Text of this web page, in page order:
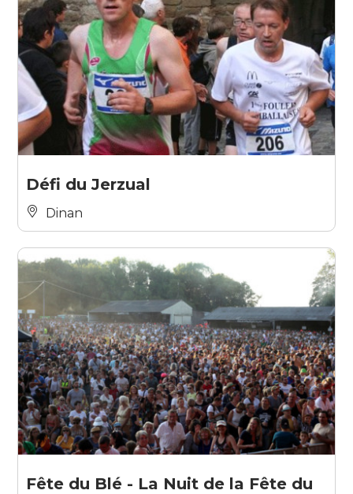
Défi du Jerzual
Dinan
Fête du Blé - La Nuit de la Fête du